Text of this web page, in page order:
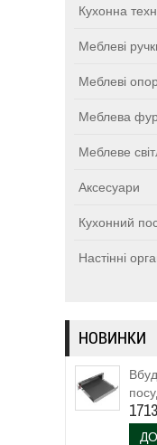
Кухонна
Меблеві
Меблеві
Меблева
Меблеве
Аксесуари
Кухонний
Настінні
НОВИНКИ